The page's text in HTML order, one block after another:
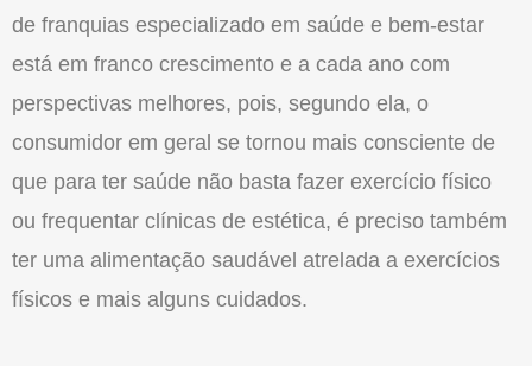
de franquias es­pecializado em saúde e bem-estar
está em franco crescimento e a cada ano com
perspectivas melhores, pois, segundo ela, o
consumidor em geral se tornou mais consciente de
que para ter saúde não basta fazer exercício físico
ou fre­quentar clínicas de estética, é preci­so também
ter uma alimentação saudável atrelada a exercícios
físicos e mais alguns cuida­dos.